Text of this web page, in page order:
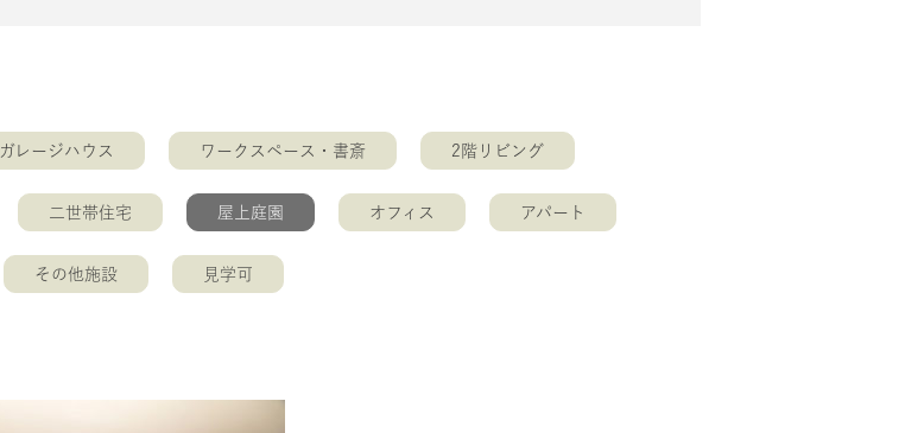
ガレージハウス ワークスペース・書斎 2階リビング
二世帯住宅 屋上庭園 オフィス アパート
その他施設 見学可